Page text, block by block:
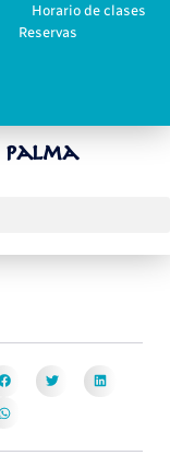
Horario de clases
Reservas
Palma